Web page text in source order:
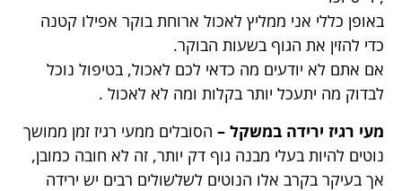
באופן כללי אני ממליץ לאכול ארוחת בוקר אפילו קטנה
כדי להזין את הגוף בשעות הבוקר.
אם אתם לא יודעים מה כדאי לכם לאכול, בטיפול נוכל
לבדוק מה יתעכל יותר בקלות ומה לא לאכול .
מעי רגיז ירידה במשקל – הסובלים ממעי רגיז זמן ממושך
נוטים להיות בעלי מבנה גוף דק יותר, זה לא חובה כמובן,
אך בעיקר בקרב אלו הנוטים לשלשולים רבים יש ירידה